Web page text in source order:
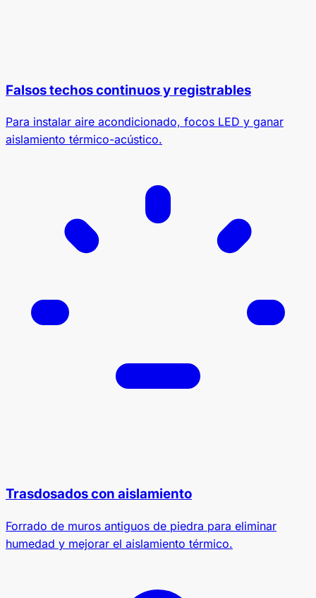
Falsos techos continuos y registrables
Para instalar aire acondicionado, focos LED y ganar
aislamiento térmico-acústico.
Trasdosados con aislamiento
Forrado de muros antiguos de piedra para eliminar
humedad y mejorar el aislamiento térmico.